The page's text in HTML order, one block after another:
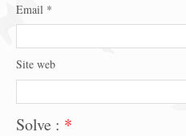
Email *
Site web
Solve : *